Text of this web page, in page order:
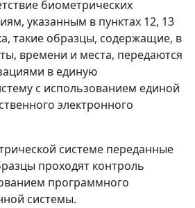
биометрических
указанным в пунктах 12, 13
такие образцы, содержащие, в
времени и места, передаются
в единую
с использованием единой
электронного
системе переданные
проходят контроль
программного
системы.